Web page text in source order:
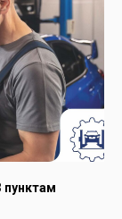
пунктам